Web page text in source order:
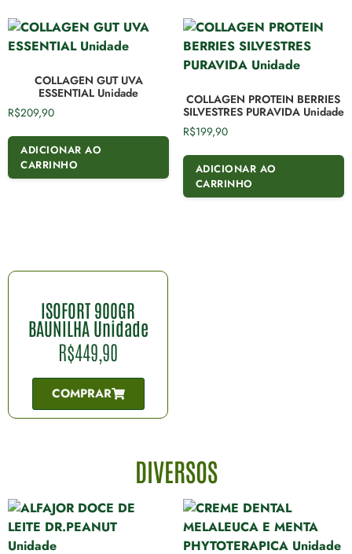
COLLAGEN GUT UVA
ESSENTIAL Unidade
R$209,90
ADICIONAR AO
CARRINHO
COLLAGEN PROTEIN BERRIES
SILVESTRES PURAVIDA Unidade
R$199,90
ADICIONAR AO
CARRINHO
ISOFORT 900GR
BAUNILHA Unidade
R$449,90
COMPRAR
DIVERSOS